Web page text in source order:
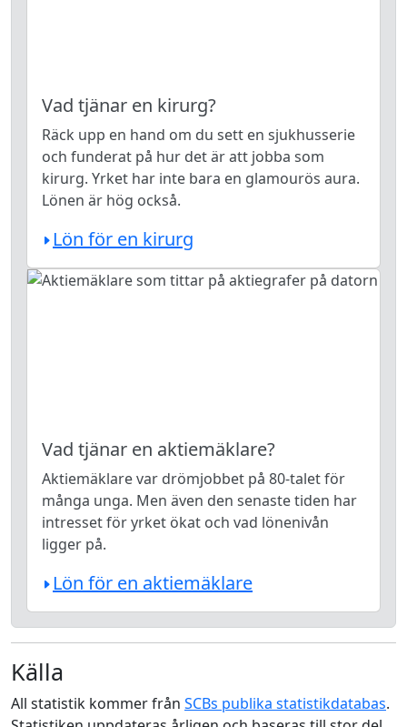
Vad tjänar en kirurg?
Räck upp en hand om du sett en sjukhusserie
och funderat på hur det är att jobba som
kirurg. Yrket har inte bara en glamourös aura.
Lönen är hög också.
Lön för en kirurg
Vad tjänar en aktiemäklare?
Aktiemäklare var drömjobbet på 80-talet för
många unga. Men även den senaste tiden har
intresset för yrket ökat och vad lönenivån
ligger på.
Lön för en aktiemäklare
Källa
All statistik kommer från SCBs publika statistikdatabas.